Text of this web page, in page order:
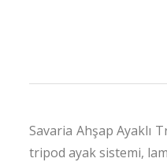
Savaria Ahşap Ayaklı
tripod ayak sistemi,